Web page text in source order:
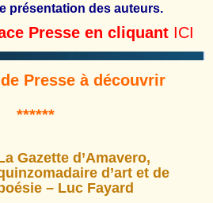
présentation des auteurs.
Presse en cliquant ICI
Presse à découvrir
******
Gazette d’Amavero,
d’art et de
– Luc Fayard